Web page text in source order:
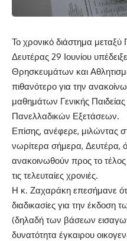
Το χρονικό διάστημα μεταξύ
Δευτέρας 29 Ιουνίου
Θρησκευμάτων και
πιθανότερο για την
μαθημάτων Γενικής
Πανελλαδικών Εξετάσεων.
Επίσης, ανέφερε, μιλώντας
νωρίτερα σήμερα, Δευτέρα,
ανακοινωθούν προς το τέλος
τις τελευταίες χρονιές.
Η κ. Ζαχαράκη επεσήμανε
διαδικασίες για την έκδοση
(δηλαδή των βάσεων
δυνατότητα έγκαιρου